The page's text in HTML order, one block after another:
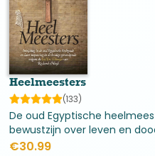
Heelmeesters
(133)
De oud Egyptische
bewustzijn over leven en
holistische visie en zagen
€30.99